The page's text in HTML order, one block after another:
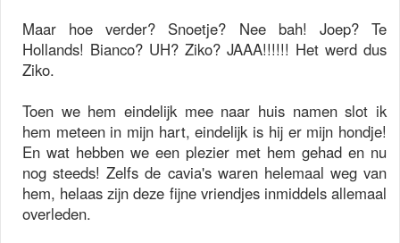
Maar hoe verder? Snoetje? Nee bah! Joep? Te
Hollands! Bianco? UH? Ziko? JAAA!!!!!! Het werd dus
Ziko.
Toen we hem eindelijk mee naar huis namen slot ik
hem meteen in mijn hart, eindelijk is hij er mijn hondje!
En wat hebben we een plezier met hem gehad en nu
nog steeds! Zelfs de cavia's waren helemaal weg van
hem, helaas zijn deze fijne vriendjes inmiddels allemaal
overleden.